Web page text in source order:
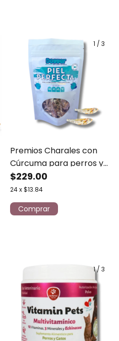
1 / 3
Premios Charales con
Cúrcuma para perros y
gatos - Dogger 150 gr
$229.00
24x$13.84
1/ 3